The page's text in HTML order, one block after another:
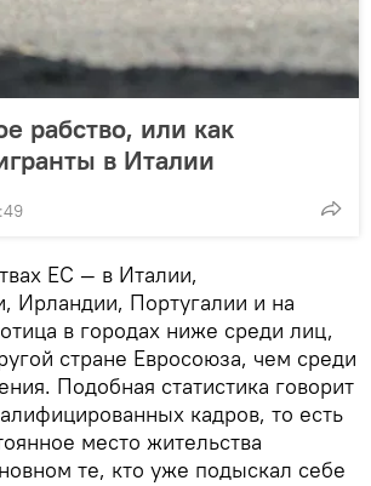
рабство, или как
в Италии
ЕС — в Италии,
Ирландии, Португалии и на
в городах ниже среди лиц,
стране Евросоюза, чем среди
Подобная статистика говорит
кадров, то есть
место жительства
те, кто уже подыскал себе